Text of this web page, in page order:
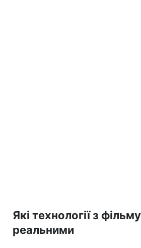
Які технології з
реальними